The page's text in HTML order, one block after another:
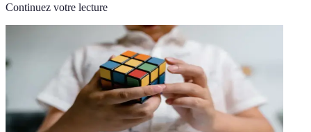
Continuez votre lecture